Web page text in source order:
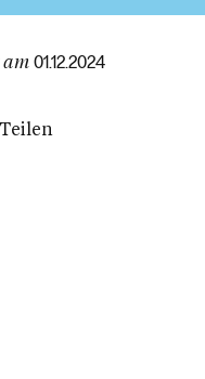
01.12.2024
Teilen